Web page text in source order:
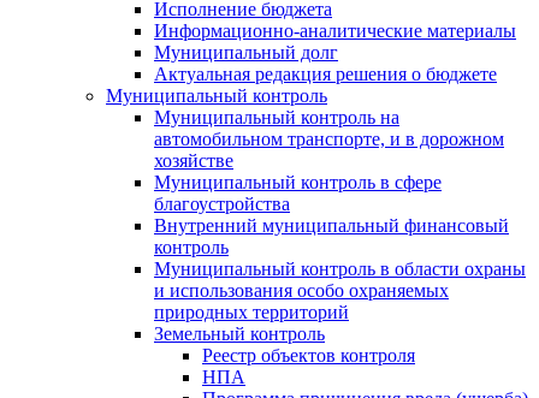
Исполнение бюджета
Информационно-аналитические материалы
Муниципальный долг
Актуальная редакция решения о бюджете
Муниципальный контроль
Муниципальный контроль на
автомобильном транспорте, и в дорожном
хозяйстве
Муниципальный контроль в сфере
благоустройства
Внутренний муниципальный финансовый
контроль
Муниципальный контроль в области охраны
и использования особо охраняемых
природных территорий
Земельный контроль
Реестр объектов контроля
НПА